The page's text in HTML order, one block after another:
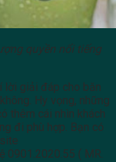
quyền nổi tiếng
lời giải đáp cho băn
Hy vọng, những
thêm cái nhìn khách
đi phù hợp. Bạn có
0901.2020.55 ( MR.